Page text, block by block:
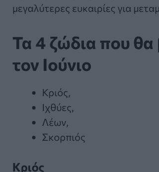
μεγαλύτερες ευκαιρίες για
Τα 4 ζώδια που θα
τον Ιούνιο
Κριός,
Ιχθύες,
Λέων,
Σκορπιός
Κριός